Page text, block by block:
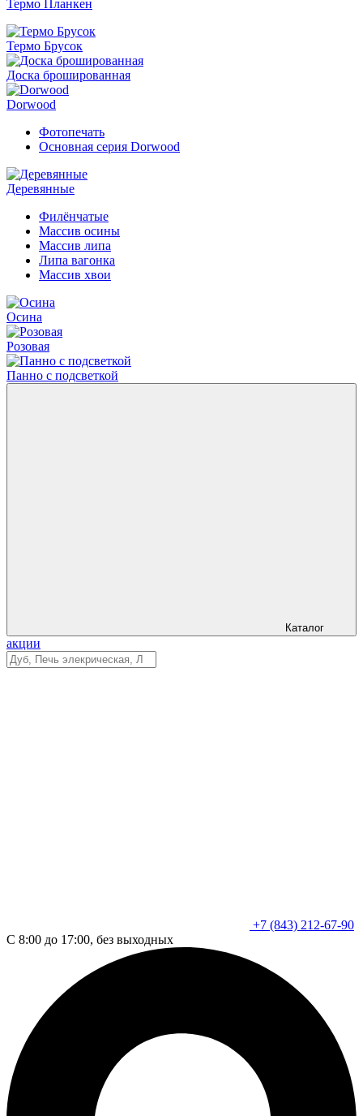
Термо Планкен
Термо Брусок
Доска брошированная
Dorwood
Фотопечать
Основная серия Dorwood
Деревянные
Филёнчатые
Массив осины
Массив липа
Липа вагонка
Массив хвои
Осина
Розовая
Панно с подсветкой
Каталог
акции
+7 (843) 212-67-90
С 8:00 до 17:00, без выходных